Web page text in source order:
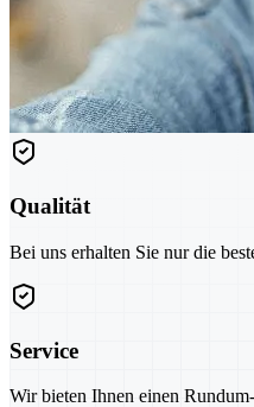
Qualität
Bei uns erhalten Sie nur die
Service
Wir bieten Ihnen einen